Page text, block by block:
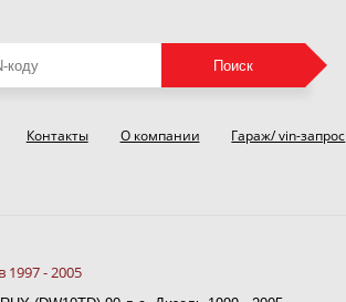
Поиск
Контакты О компании Гараж/ vin-запрос
1997 - 2005